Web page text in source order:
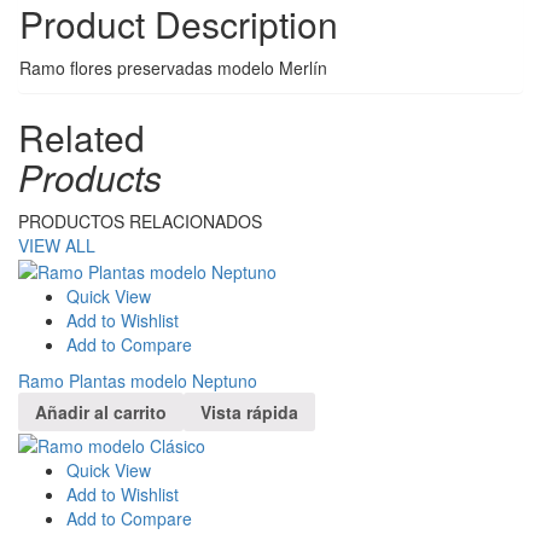
Product Description
Ramo flores preservadas modelo Merlín
Related
Products
PRODUCTOS RELACIONADOS
VIEW ALL
Quick View
Add to Wishlist
Add to Compare
Ramo Plantas modelo Neptuno
Añadir al carrito
Vista rápida
Quick View
Add to Wishlist
Add to Compare